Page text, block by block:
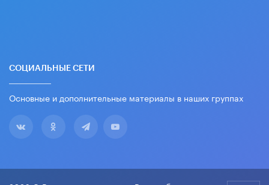
СОЦИАЛЬНЫЕ СЕТИ
Основные и дополнительные материалы в наших группах